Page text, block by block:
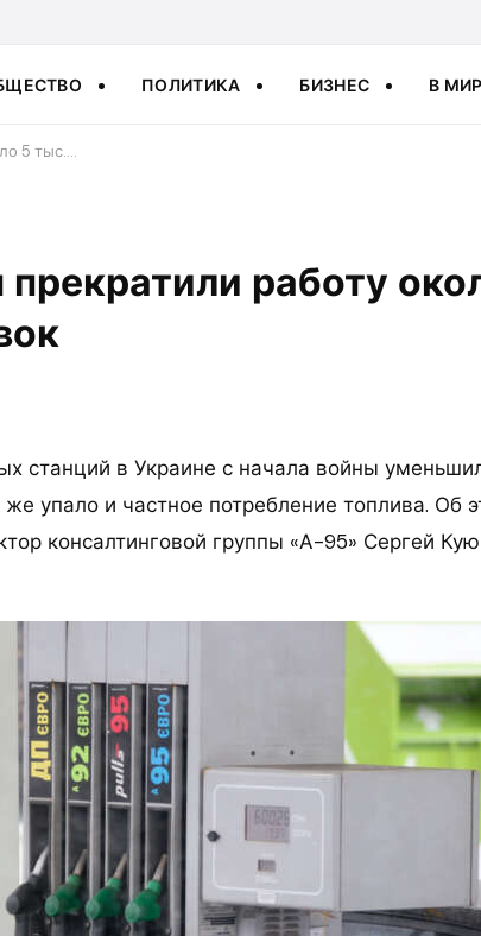
ПОЛИТИКА БИЗНЕС В
5 тыс.…
работу
станций в Украине с начала войны
упало и частное потребление топлива. Об
консалтинговой группы «А-95» Сергей